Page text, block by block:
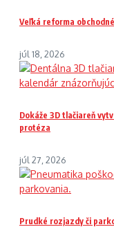
Veľká reforma
júl 18, 2026
Dokáže 3D tlačiareň
protéza
júl 27, 2026
Prudké rozjazdy či